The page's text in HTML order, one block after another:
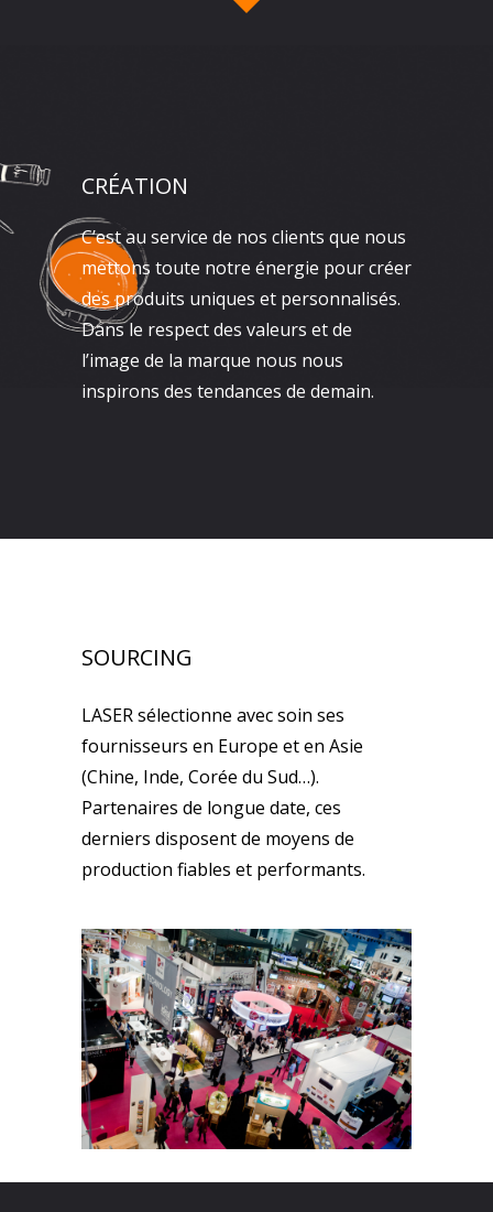
CRÉATION
C’est au service de nos clients que nous
mettons toute notre énergie pour créer
des produits uniques et personnalisés.
Dans le respect des valeurs et de
l’image de la marque nous nous
inspirons des tendances de demain.
SOURCING
LASER sélectionne avec soin ses
fournisseurs en Europe et en Asie
(Chine, Inde, Corée du Sud…).
Partenaires de longue date, ces
derniers disposent de moyens de
production fiables et performants.